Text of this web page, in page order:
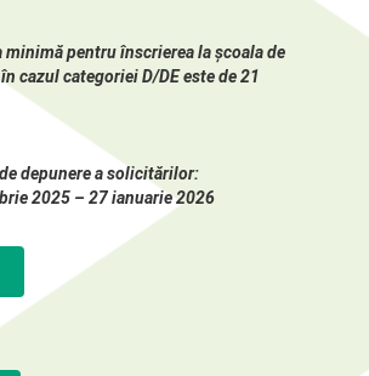
minimă pentru înscrierea la școala de
cazul categoriei D/DE este de 21
depunere a solicitărilor:
2025 – 27 ianuarie 2026